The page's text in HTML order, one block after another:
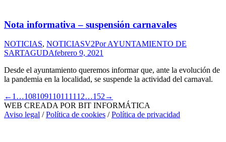
Nota informativa – suspensión carnavales
NOTICIAS, NOTICIASV2PorAYUNTAMIENTO DE
SARTAGUDAfebrero 9, 2021
Desde el ayuntamiento queremos informar que, ante la evolución de
la pandemia en la localidad, se suspende la actividad del carnaval.
← 1 …108109110111 112…152 →
WEB CREADA POR BIT INFORMÁTICA
Aviso legal /Política de cookies /Política de privacidad